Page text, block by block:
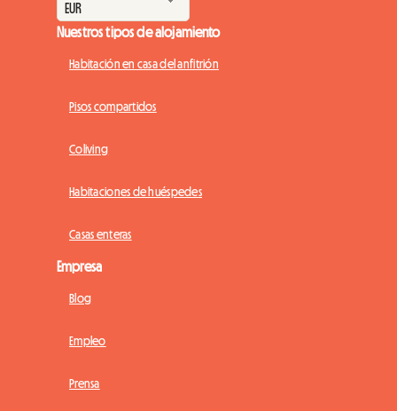
Nuestros tipos de alojamiento
Habitación en casa del anfitrión
Pisos compartidos
Coliving
Habitaciones de huéspedes
Casas enteras
Empresa
Blog
Empleo
Prensa